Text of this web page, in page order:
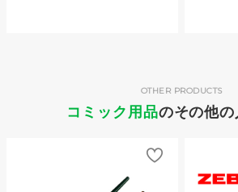
コミック用品のその他
OTHER PRODUCTS